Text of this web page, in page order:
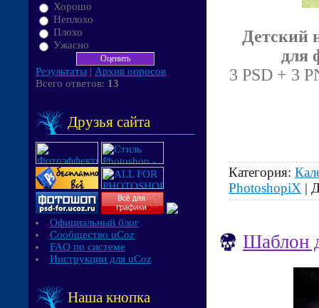
Хорошо
Неплохо
Плохо
Ужасно
Результаты | Архив опросов
Всего ответов: 13
Друзья сайта
Официальный блог
Сообщество uCoz
FAQ по системе
Инструкции для uCoz
Наша кнопка
Детский
для
3 PSD + 3
Категория:
PhotoshopiX |
Шаблон